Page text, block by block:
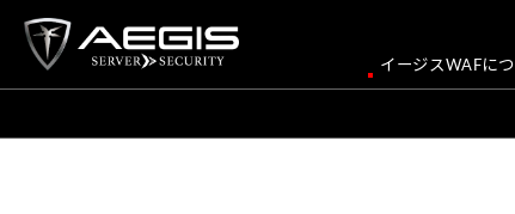
イージスWAFに